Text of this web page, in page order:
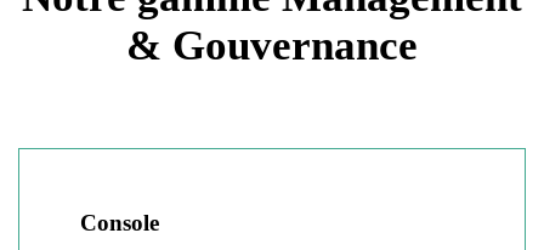
& Gouvernance
Console